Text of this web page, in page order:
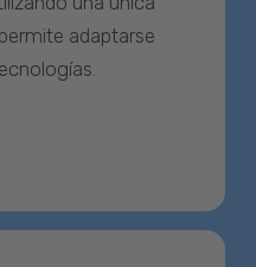
adaptarse